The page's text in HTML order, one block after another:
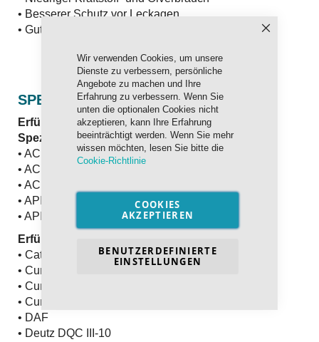
Wir verwenden Cookies, um unsere
Dienste zu verbessern, persönliche
Angebote zu machen und Ihre
Erfahrung zu verbessern. Wenn Sie
unten die optionalen Cookies nicht
akzeptieren, kann Ihre Erfahrung
beeinträchtigt werden. Wenn Sie mehr
wissen möchten, lesen Sie bitte die
Cookie-Richtlinie
COOKIES
AKZEPTIEREN
BENUTZERDEFINIERTE
EINSTELLUNGEN
• Besserer Schutz vor Leckagen
• Gutes Umweltverhalten
SPEZIFIKATION UND FREIGABEN
Erfüllt und übertrifft die internationalen
Spezifikationen:
• ACEA A3
• ACEA B4
• ACEA E7
• API CI-4
• API SL
Erfüllt die Anforderungen an:
• Caterpillar ECF-2
• Cummins 20076
• Cummins 20077
• Cummins 20078
• DAF
• Deutz DQC III-10